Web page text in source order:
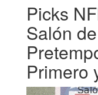
Picks
Salón
Primero